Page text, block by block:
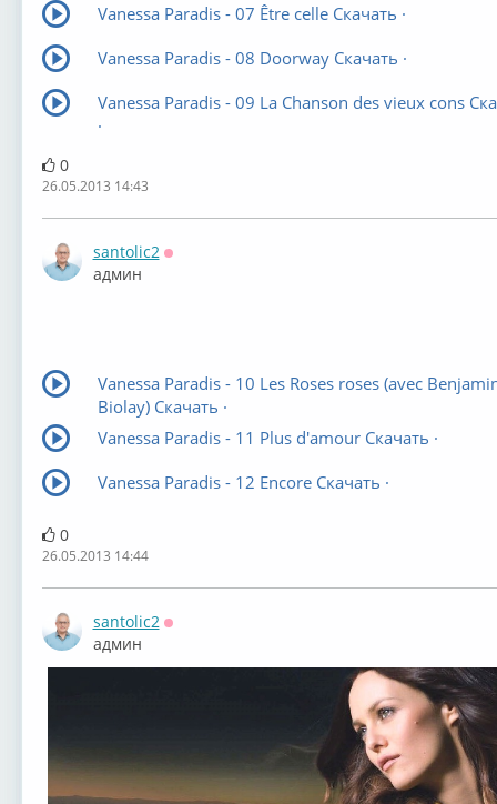
Vanessa Paradis - 07 Être celle Скачать ·
Vanessa Paradis - 08 Doorway Скачать ·
Vanessa Paradis - 09 La Chanson des vieux cons
·
0
26.05.2013 14:43
santolic2
админ
Vanessa Paradis - 10 Les Roses roses (avec
Biolay) Скачать ·
Vanessa Paradis - 11 Plus d'amour Скачать ·
Vanessa Paradis - 12 Encore Скачать ·
0
26.05.2013 14:44
santolic2
админ